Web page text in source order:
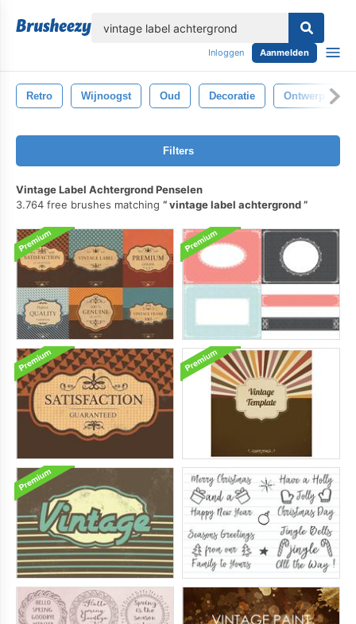
Inloggen Aanmelden
Retro Wijnoogst Oud Decoratie Ontwerp
Filters
Vintage Label Achtergrond Penselen
3.764 free brushes matching
vintage label achtergrond